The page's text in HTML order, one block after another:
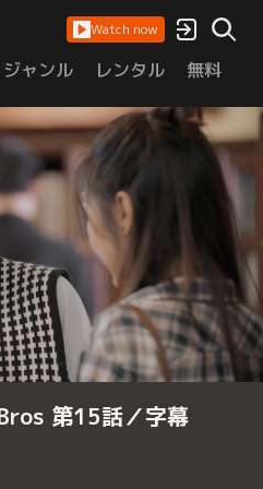
Watch now
ジャンル レンタル 無料
第15話／字幕